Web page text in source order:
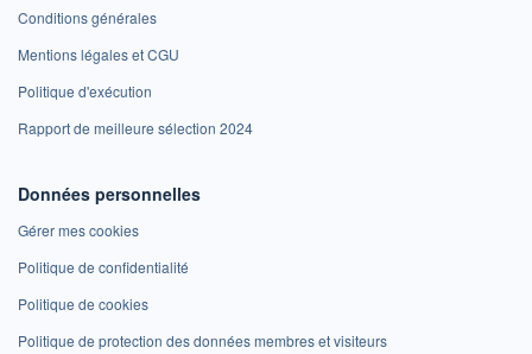
Conditions générales
Mentions légales et CGU
Politique d'exécution
Rapport de meilleure sélection 2024
Données personnelles
Gérer mes cookies
Politique de confidentialité
Politique de cookies
Politique de protection des données membres et visiteurs